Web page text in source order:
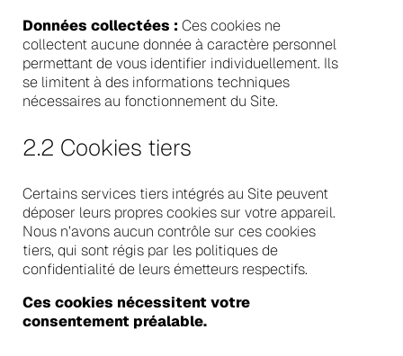
Données collectées : Ces cookies ne
collectent aucune donnée à caractère personnel
permettant de vous identifier individuellement. Ils
se limitent à des informations techniques
nécessaires au fonctionnement du Site.
2.2 Cookies tiers
Certains services tiers intégrés au Site peuvent
déposer leurs propres cookies sur votre appareil.
Nous n’avons aucun contrôle sur ces cookies
tiers, qui sont régis par les politiques de
confidentialité de leurs émetteurs respectifs.
Ces cookies nécessitent votre
consentement préalable.